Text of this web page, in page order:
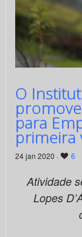
O
para
primeira
24 jan 2020 · 6
Atividade
Lopes